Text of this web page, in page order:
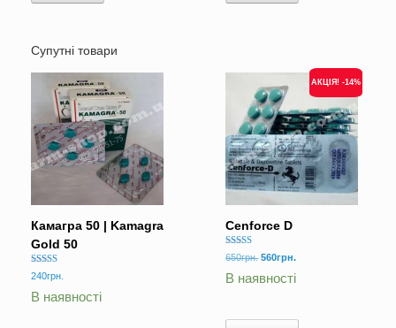
Супутні товари
Камагра 50 | Kamagra
Gold 50
Оцінено в
5.00
з 5
240грн.
В наявності
АКЦІЯ! -14%
Cenforce D
Оцінено в
5.00
з 5
650грн. Оригінальна
650грн..
560грн.
560грн..
В наявності